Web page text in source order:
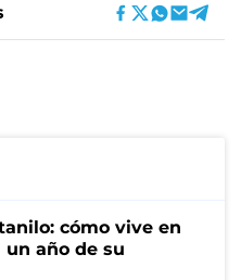
cómo vive en
un año de su